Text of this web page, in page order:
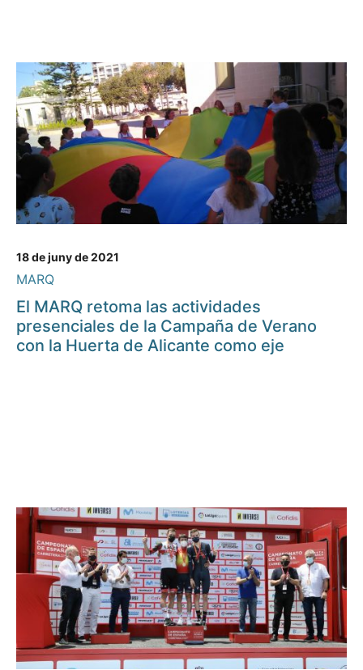
18 de juny de 2021
MARQ
El MARQ retoma las actividades
presenciales de la Campaña de Verano
con la Huerta de Alicante como eje